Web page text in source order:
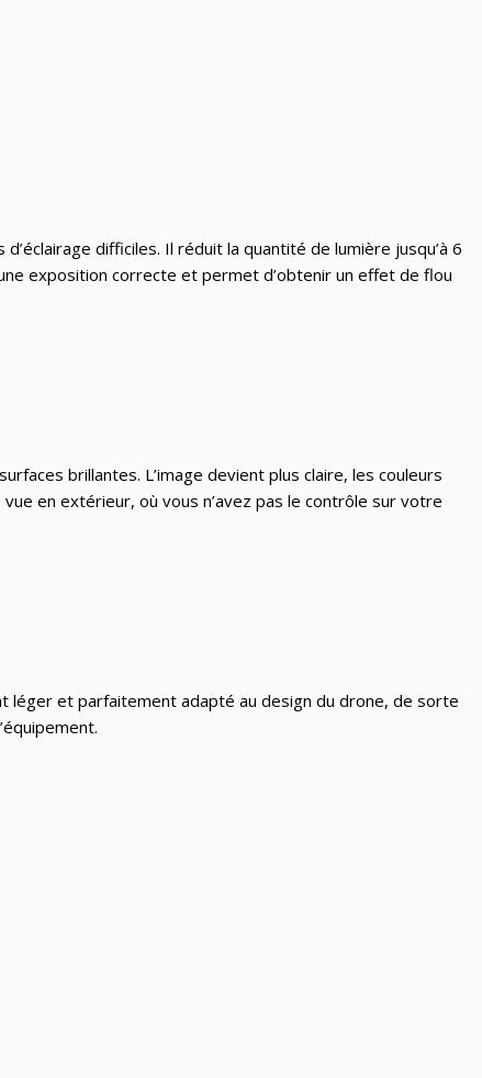
difficiles. Il réduit la quantité de lumière jusqu’à 6
exposition correcte et permet d’obtenir un effet de flou
brillantes. L’image devient plus claire, les couleurs
en extérieur, où vous n’avez pas le contrôle sur votre
et parfaitement adapté au design du drone, de sorte